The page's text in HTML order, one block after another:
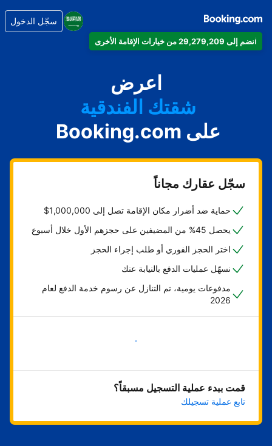
انضم إلى 29,279,209 من خيارات الإقامة الأخرى
سجّل الدخول
اعرض
فندقك
شقتك الفندقية
منتجعك
على Booking.com
سجّل عقارك مجاناً
حماية ضد أضرار مكان الإقامة تصل إلى 1,000,000$
يحصل 45% من المضيفين على حجزهم الأول خلال أسبوع
اختر الحجز الفوري أو طلب إجراء الحجز
نسهّل عمليات الدفع بالنيابة عنك
مدفوعات يومية، تم التنازل عن رسوم خدمة الدفع لعام
2026
ابدأ الآن
قمت ببدء عملية التسجيل مسبقاً؟
تابع عملية تسجيلك